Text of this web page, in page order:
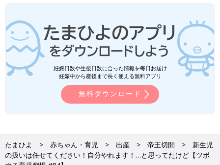
妊娠日数や生後日数に合った情報を毎日お届け
妊娠中から産後まで長く使える無料アプリ
無料ダウンロード
たまひよ 赤ちゃん・育児 出産 帝王切開
新生児
の扱いは任せてください！自分やれます！…と思ってたけど【ツボ